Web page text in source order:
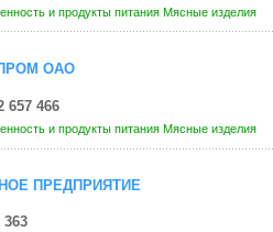
и продукты питания Мясные изделия
ОАО
657 466
и продукты питания Мясные изделия
ПРЕДПРИЯТИЕ
363